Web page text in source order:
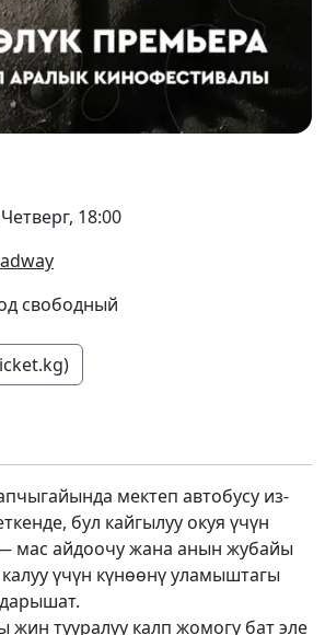
18:00
свободный
мектеп автобусу из-
бул кайгылуу окуя үчүн
мас айдоочу жана анын жубайы
үчүн күнөөнү уламыштагы
тууралуу калп жомогу бат эле